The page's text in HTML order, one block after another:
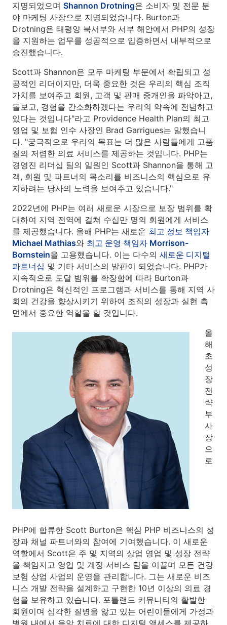
지명되었으며 Shannon Drotning은 소비자 및 전문 분
야 마케팅 사장으로 지명되었습니다. Burton과
Drotning은 태평양 북서부와 서부 해안에서 PHP의 성장
을 지원하는 업무를 성공적으로 입증하면서 내부적으로
승진했습니다.
Scott과 Shannon은 모두 마케팅 부문에서 확립되고 성
공적인 리더이지만, 더욱 중요한 것은 우리의 핵심 조직
가치를 보여주고 회원, 고객 및 판매 중개인을 파악아고,
돌보고, 경험을 간소화하겠다는 우리의 약속에 전념하고
있다는 것입니다"라고 Providence Health Plan의 최고
영업 및 보험 인수 사장인 Brad Garrigues는 말했습니
다. "궁극적으로 우리의 목표는 더 많은 사람들에게 고품
질의 저렴한 의료 서비스를 제공하는 것입니다. PHP는
경영진 리더십 팀의 일원인 Scott과 Shannon을 통해 고
객, 회원 및 파트너의 목소리를 비즈니스의 핵심으로 유
지하려는 당사의 노력을 보여주고 있습니다."
2022년에 PHP는 여러 새로운 시장으로 보장 범위를 확
대하여 지역 전역에 걸쳐 수십만 명의 회원에게 서비스
를 제공했습니다. 올해 PHP는 새로운 최고 정보 책임자
Michael Mathias와 최고 운영 책임자 Morrison-
Bornstein을 고용했습니다. 이는 다수의 새로운 디지털
파트너십 및 기타 서비스의 발판이 되었습니다. PHP가
지속적으로 도달 범위를 확장함에 따라 Burton과
Drotning은 혁신적인 프로그램과 서비스를 통해 지역 사
회의 건강을 향상시키기 위하여 조직의 성장과 실현 측
면에서 중요한 역할을 할 것입니다.
올
해
초
성
장
전
략
부
사
장
으
로
PHP에 합류한 Scott Burton은 핵심 PHP 비즈니스의 성
장과 채널 파트너와의 참여에 기여했습니다. 이 새로운
역할에서 Scott은 주 및 지역의 상업 영업 및 성장 전략
을 책임지고 영업 및 계정 서비스 팀을 이끌며 모든 건강
보험 상업 사업의 운영을 관리합니다. 그는 새로운 비즈
니스 개발 전략을 설계하고 구현한 10년 이상의 의료 경
험을 보유하고 있습니다. 포틀랜드 커뮤니티의 활발한
회원이며 심각한 질병을 앓고 있는 어린이들에게 가정과
병원 내에서 음악 치료에 대한 디지털 액세스를 제공하